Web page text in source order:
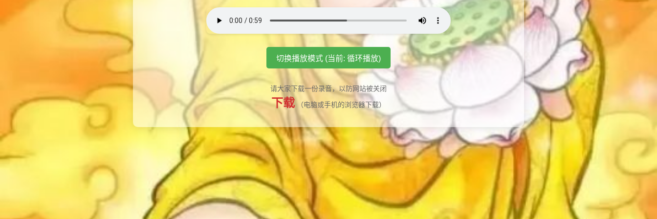
切换播放模式 (当前: 循环播放)
请大家下载一份录音，以防网站被关闭
下载 （电脑或手机的浏览器下载）